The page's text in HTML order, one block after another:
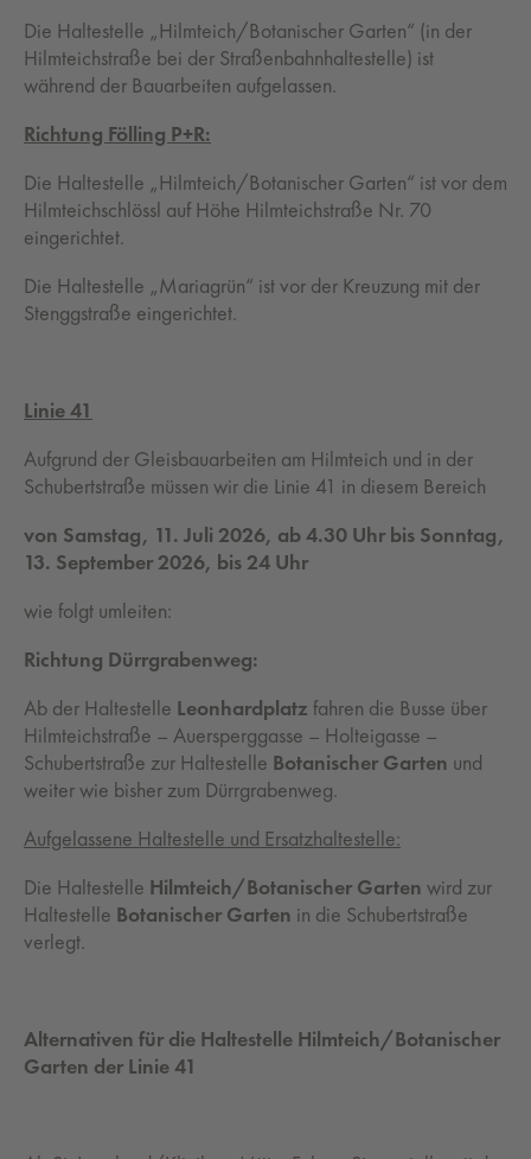
Die Haltestelle „Hilmteich/Botanischer Garten“ (in der
Hilmteichstraße bei der Straßenbahnhaltestelle) ist
während der Bauarbeiten aufgelassen.
Richtung Fölling P+R:
Die Haltestelle „Hilmteich/Botanischer Garten“ ist vor dem
Hilmteichschlössl auf Höhe Hilmteichstraße Nr. 70
eingerichtet.
Die Haltestelle „Mariagrün“ ist vor der Kreuzung mit der
Stenggstraße eingerichtet.
Linie 41
Aufgrund der Gleisbauarbeiten am Hilmteich und in der
Schubertstraße müssen wir die Linie 41 in diesem Bereich
von Samstag, 11. Juli 2026, ab 4.30 Uhr bis Sonntag,
13. September 2026, bis 24 Uhr
wie folgt umleiten:
Richtung Dürrgrabenweg:
Ab der Haltestelle Leonhardplatz fahren die Busse über
Hilmteichstraße – Auersperggasse – Holteigasse –
Schubertstraße zur Haltestelle Botanischer Garten und
weiter wie bisher zum Dürrgrabenweg.
Aufgelassene Haltestelle und Ersatzhaltestelle:
Die Haltestelle Hilmteich/Botanischer Garten wird zur
Haltestelle Botanischer Garten in die Schubertstraße
verlegt.
Alternativen für die Haltestelle Hilmteich/Botanischer
Garten der Linie 41